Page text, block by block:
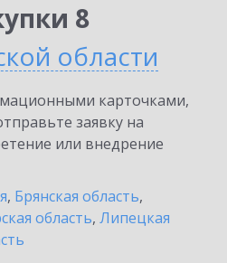
8
области
карточками,
заявку на
или внедрение
, Брянская область,
область, Липецкая